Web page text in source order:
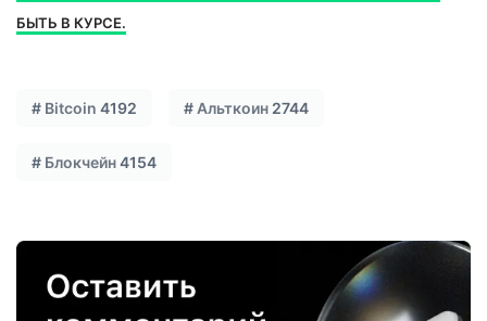
БЫТЬ В КУРСЕ.
# Bitcoin 4192 # Альткоин 2744
# Блокчейн4154